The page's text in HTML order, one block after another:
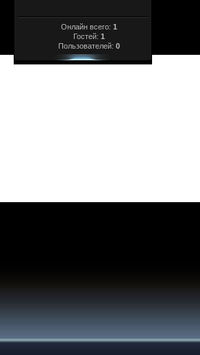
Онлайн всего: 1
Гостей: 1
Пользователей: 0